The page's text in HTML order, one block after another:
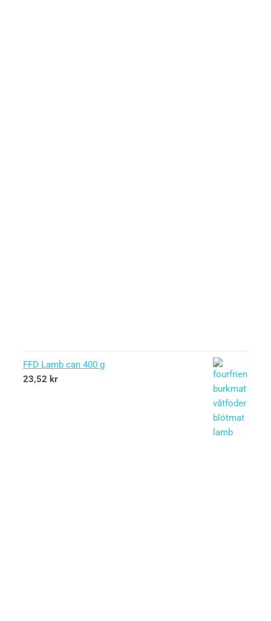
FFD Lamb can 400 g
23,52 kr